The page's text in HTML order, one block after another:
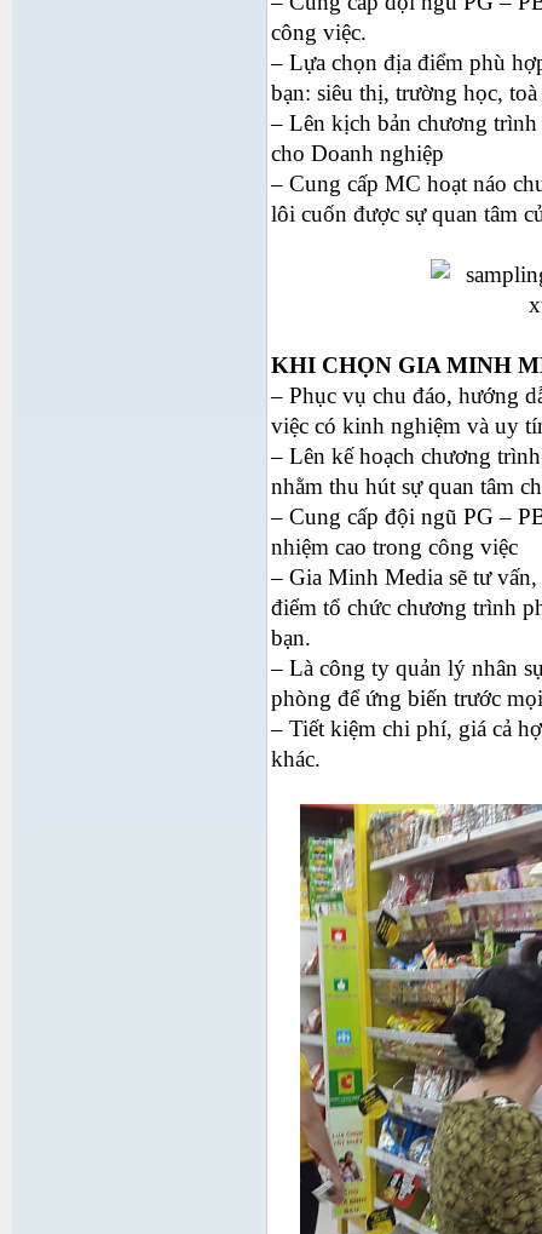
công việc.
– Lựa chọn địa điểm phù
bạn: siêu thị, trường học,
– Lên kịch bản chương
cho Doanh nghiệp
– Cung cấp MC hoạt náo
lôi cuốn được sự quan tâm
KHI CHỌN GIA MINH
– Phục vụ chu đáo, hướng
việc có kinh nghiệm và uy
– Lên kế hoạch chương
nhằm thu hút sự quan tâm
– Cung cấp đội ngũ PG –
nhiệm cao trong công việc
– Gia Minh Media sẽ tư
điểm tổ chức chương trình
bạn.
– Là công ty quản lý nhân
phòng để ứng biến trước
– Tiết kiệm chi phí, giá cả
khác.